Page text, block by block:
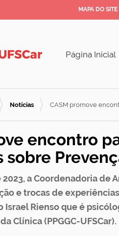
MAPA DO SITE
Página Inicial
Notícias CASM promove
encontro
sobre
2023, a Coordenadoria de
e trocas de
Rienso que é
Clínica (PPGGC-UFSCar).